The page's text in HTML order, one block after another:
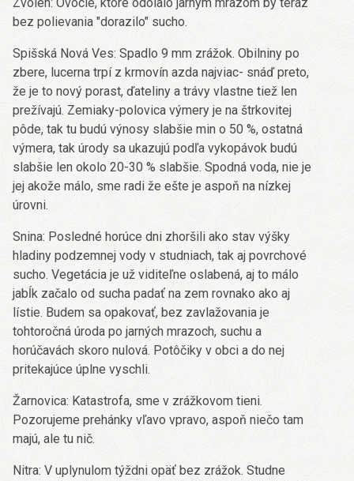
bez polievania "dorazilo" sucho.
Spišská Nová Ves: Spadlo 9 mm zrážok. Obilniny po
zbere, lucerna trpí z krmovín azda najviac- snáď preto,
že je to nový porast, ďateliny a trávy vlastne tiež len
prežívajú. Zemiaky-polovica výmery je na štrkovitej
pôde, tak tu budú výnosy slabšie min o 50 %, ostatná
výmera, tak úrody sa ukazujú podľa vykopávok budú
slabšie len okolo 20-30 % slabšie. Spodná voda, nie je
jej akože málo, sme radi že ešte je aspoň na nízkej
úrovni.
Snina: Posledné horúce dni zhoršili ako stav výšky
hladiny podzemnej vody v studniach, tak aj povrchové
sucho. Vegetácia je už viditeľne oslabená, aj to málo
jabĺk začalo od sucha padať na zem rovnako ako aj
lístie. Budem sa opakovať, bez zavlažovania je
tohtoročná úroda po jarných mrazoch, suchu a
horúčavách skoro nulová. Potôčiky v obci a do nej
pritekajúce úplne vyschli.
Žarnovica: Katastrofa, sme v zrážkovom tieni.
Pozorujeme prehánky vľavo vpravo, aspoň niečo tam
majú, ale tu nič.
Nitra: V uplynulom týždni opäť bez zrážok. Studne